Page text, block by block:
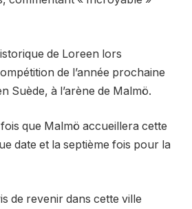
de Loreen lors
de l’année prochaine
Suède, à l’arène de Malmö.
que Malmö accueillera cette
date et la septième fois pour la
de revenir dans cette ville